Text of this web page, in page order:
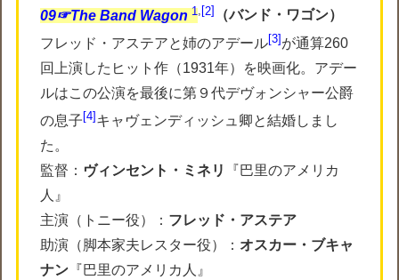
09☞The Band Wagon 1, 2
（バンド・ワゴン）
フレッド・アステアと姉のアデール 3 が通算260
回上演したヒット作（1931年）を映画化。アデー
ルはこの公演を最後に第９代デヴォンシャー公爵
の息子 4 キャヴェンディッシュ卿と結婚しまし
た。
監督： ヴィンセント・ミネリ
『巴里のアメリカ
人』
主演（トニー役）： フレッド・アステア
助演（脚本家夫レスター役）： オスカー・ブキャ
ナン 『巴里のアメリカ人』